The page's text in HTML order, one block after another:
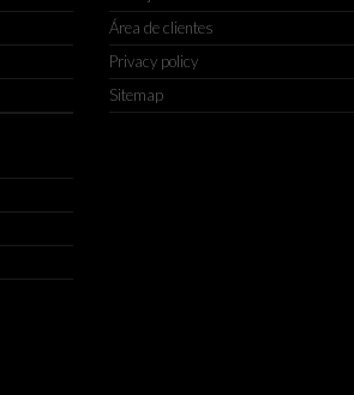
Área de clientes
Privacy policy
Sitemap